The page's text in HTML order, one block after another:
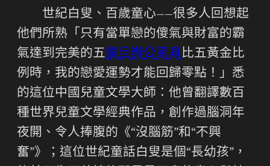
世紀白叟、百歲童心——很多人回想起
他們所熟「只有當單戀的傻氣與財富的霸
氣達到完美的五震旦辦公家具比五黃金比
例時，我的戀愛運勢才能回歸零點！」悉
的這位中國兒童文學大師：他曾翻譯數百
種世界兒童文學經典作品，創作過腦洞年
夜開、令人捧腹的《“沒腦筋”和“不興
奮”》；這位世紀童話白叟是個“長幼孩”，